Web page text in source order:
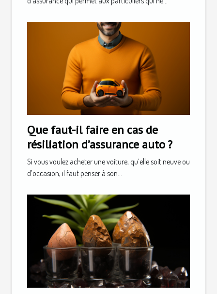
Que faut-il faire en cas de
résiliation d’assurance auto ?
Si vous voulez acheter une voiture, qu’elle soit neuve ou
d’occasion, il faut penser à son...